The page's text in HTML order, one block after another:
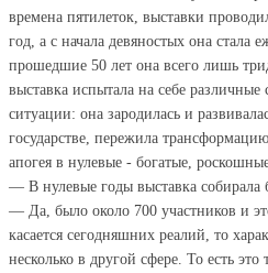
времена пятилеток, выставки
год, а с начала девяностых она стала
прошедшие 50 лет она всего лишь
выставка испытала на себе
ситуации: она зародилась и
государстве, пережила
апогея в нулевые - богатые,
— В нулевые годы выставка собирала
— Да, было около 700 участников и
касается сегодняшних реалий, то
несколько в другой сфере. То есть